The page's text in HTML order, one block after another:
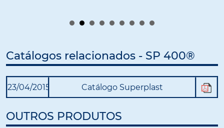
Catálogos relacionados - SP 400®
23/04/2015 Catálogo Superplast
OUTROS PRODUTOS